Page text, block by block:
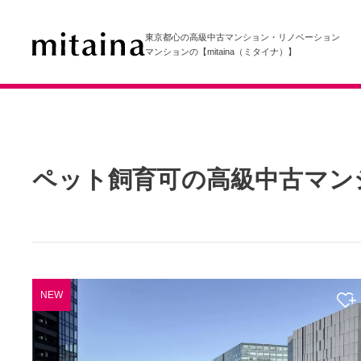
東京都心の高級中古マンション・リノベーション
マンションの【mitaina（ミタイナ）】
ペット飼育可の高級中古マ
NEW